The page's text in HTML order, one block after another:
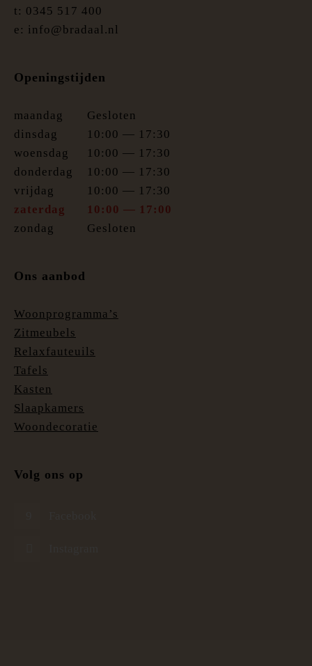
t: 0345 517 400
e: info@bradaal.nl
Openingstijden
maandag
Gesloten
dinsdag
10:00 — 17:30
woensdag
10:00 — 17:30
donderdag
10:00 — 17:30
vrijdag
10:00 — 17:30
zaterdag
10:00 — 17:00
zondag
Gesloten
Ons aanbod
Woonprogramma’s
Zitmeubels
Relaxfauteuils
Tafels
Kasten
Slaapkamers
Woondecoratie
Volg ons op